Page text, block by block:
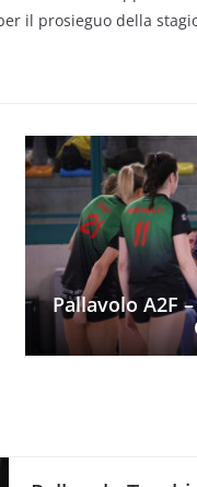
il prosieguo della
Pallavolo A2F